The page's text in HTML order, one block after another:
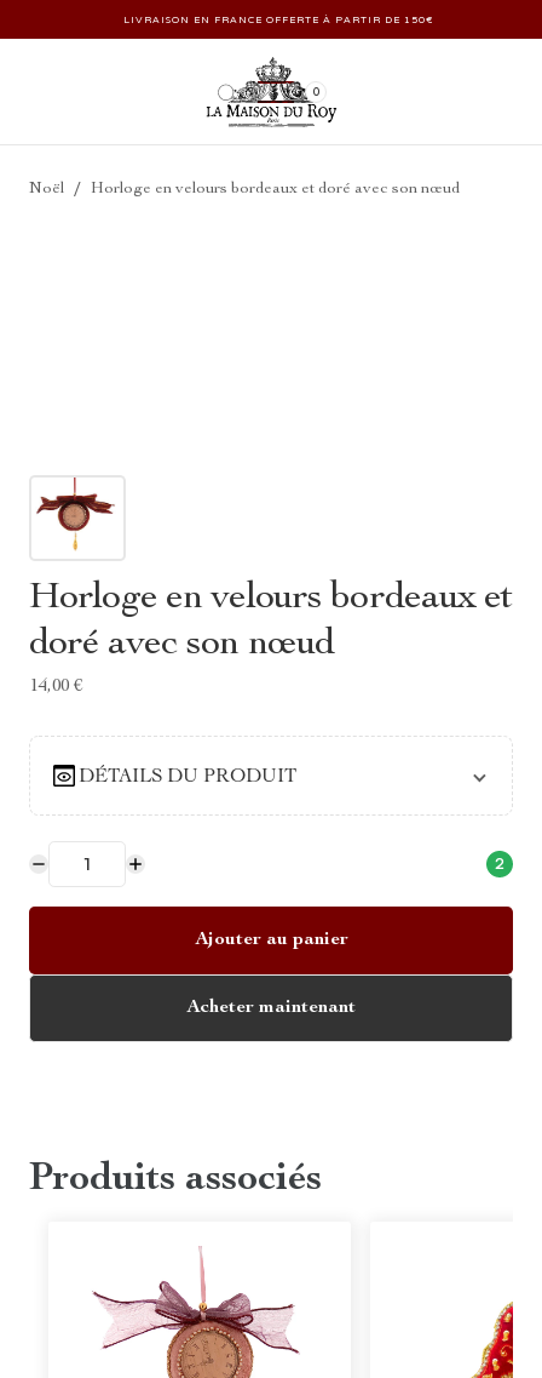
LIVRAISON EN FRANCE OFFERTE À PARTIR DE 150€
0
Noël / Horloge en velours bordeaux et doré avec son nœud
Horloge en velours bordeaux et
doré avec son nœud
14,00 €
DÉTAILS DU PRODUIT
2
Ajouter au panier
Acheter maintenant
Produits associés